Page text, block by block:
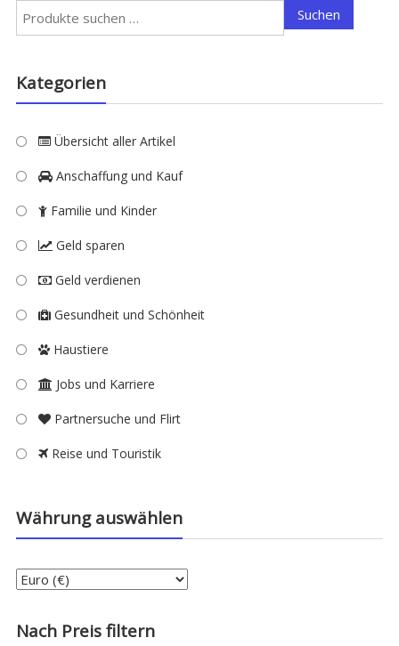
Suchen
nach:
Suchen
Kategorien
Übersicht aller Artikel
Anschaffung und Kauf
Familie und Kinder
Geld sparen
Geld verdienen
Gesundheit und Schönheit
Haustiere
Jobs und Karriere
Partnersuche und Flirt
Reise und Touristik
Währung auswählen
Nach Preis filtern